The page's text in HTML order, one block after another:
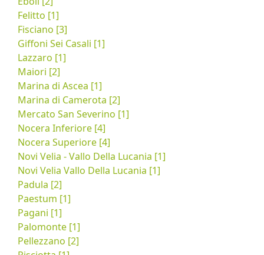
Felitto [1]
Fisciano [3]
Giffoni Sei Casali [1]
Lazzaro [1]
Maiori [2]
Marina di Ascea [1]
Marina di Camerota [2]
Mercato San Severino [1]
Nocera Inferiore [4]
Nocera Superiore [4]
Novi Velia - Vallo Della Lucania [1]
Novi Velia Vallo Della Lucania [1]
Padula [2]
Paestum [1]
Pagani [1]
Palomonte [1]
Pellezzano [2]